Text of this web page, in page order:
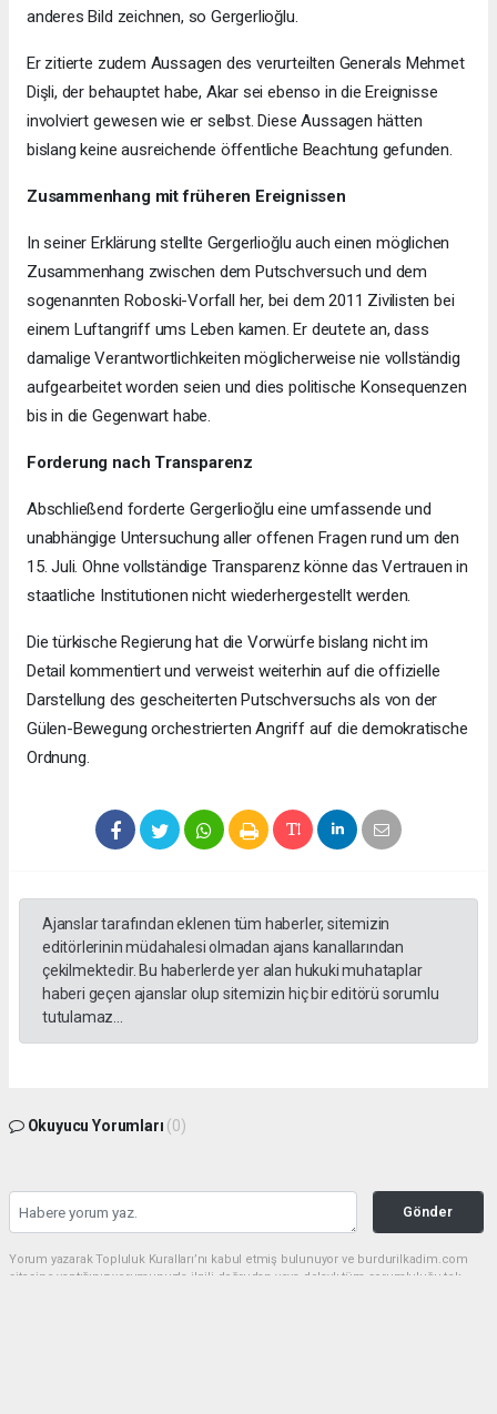
anderes Bild zeichnen, so Gergerlioğlu.
Er zitierte zudem Aussagen des verurteilten Generals Mehmet
Dişli, der behauptet habe, Akar sei ebenso in die Ereignisse
involviert gewesen wie er selbst. Diese Aussagen hätten
bislang keine ausreichende öffentliche Beachtung gefunden.
Zusammenhang mit früheren Ereignissen
In seiner Erklärung stellte Gergerlioğlu auch einen möglichen
Zusammenhang zwischen dem Putschversuch und dem
sogenannten Roboski-Vorfall her, bei dem 2011 Zivilisten bei
einem Luftangriff ums Leben kamen. Er deutete an, dass
damalige Verantwortlichkeiten möglicherweise nie vollständig
aufgearbeitet worden seien und dies politische Konsequenzen
bis in die Gegenwart habe.
Forderung nach Transparenz
Abschließend forderte Gergerlioğlu eine umfassende und
unabhängige Untersuchung aller offenen Fragen rund um den
15. Juli. Ohne vollständige Transparenz könne das Vertrauen in
staatliche Institutionen nicht wiederhergestellt werden.
Die türkische Regierung hat die Vorwürfe bislang nicht im
Detail kommentiert und verweist weiterhin auf die offizielle
Darstellung des gescheiterten Putschversuchs als von der
Gülen-Bewegung orchestrierten Angriff auf die demokratische
Ordnung.
Ajanslar tarafından eklenen tüm haberler, sitemizin
editörlerinin müdahalesi olmadan ajans kanallarından
çekilmektedir. Bu haberlerde yer alan hukuki muhataplar
haberi geçen ajanslar olup sitemizin hiç bir editörü sorumlu
tutulamaz...
Okuyucu Yorumları (0)
Gönder
Yorum yazarak Topluluk Kuralları’nı kabul etmiş bulunuyor ve burdurilkadim.com
sitesine yaptığınız yorumunuzla ilgili doğrudan veya dolaylı tüm sorumluluğu tek